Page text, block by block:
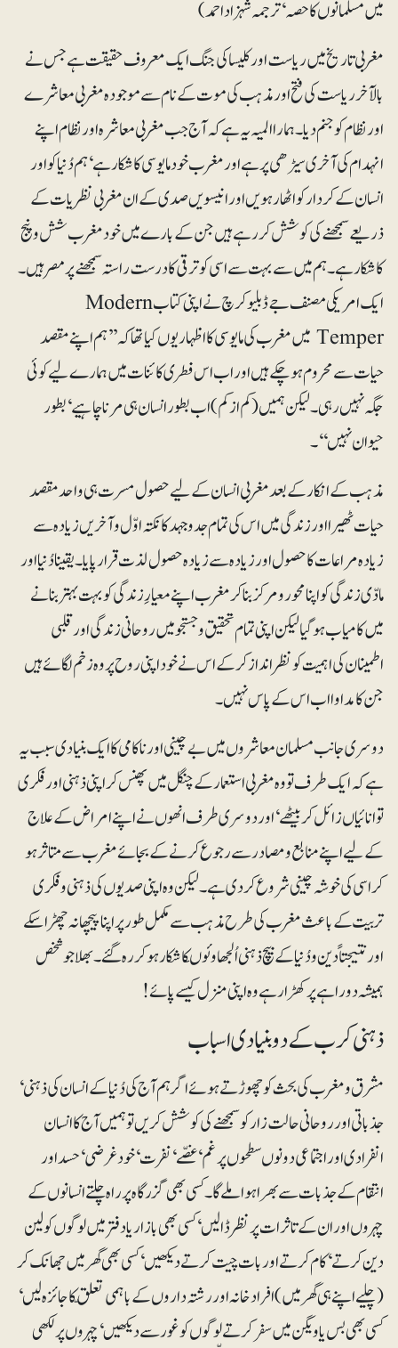
میں مسلمانوں کا حصہ‘ ترجمہ شہزاد احمد)
مغربی تاریخ میں ریاست اور کلیسا کی جنگ ایک معروف حقیقت ہے جس نے
بالآخر ریاست کی فتح اور مذہب کی موت کے نام سے موجودہ مغربی معاشرے
اور نظام کو جنم دیا۔ ہمارا المیہ یہ ہے کہ آج جب مغربی معاشرہ اور نظام اپنے
انہدام کی آخری سیڑھی پر ہے اور مغرب خود مایوسی کا شکار ہے‘ ہم دُنیا کواور
انسان کے کردار کو اٹھارہویں اور انیسویں صدی کے ان مغربی نظریات کے
ذریعے سمجھنے کی کوشش کر رہے ہیں جن کے بارے میں خود مغرب شش وپنج
کا شکار ہے۔ ہم میں سے بہت سے اسی کو ترقی کا درست راستہ سمجھنے پر مصر ہیں۔
ایک امریکی مصنف جے ڈبلیو کرچ نے اپنی کتاب Modern
Temper میں مغرب کی مایوسی کا اظہار یوں کیا تھا کہ ’’ہم اپنے مقصد
حیات سے محروم ہو چکے ہیں اور اب اس فطری کائنات میں ہمارے لیے کوئی
جگہ نہیں رہی۔ لیکن ہمیں (کم از کم) اب بطور انسان ہی مرنا چاہیے‘ بطور
حیوان نہیں‘‘۔
مذہب کے انکار کے بعد مغربی انسان کے لیے حصول مسرت ہی واحد مقصد
حیات ٹھیرا اور زندگی میں اس کی تمام جدوجہدکا نکتہ اوّل و آخریں زیادہ سے
زیادہ مراعات کا حصول اور زیادہ سے زیادہ حصول لذت قرار پایا۔ یقینا دُنیا اور
مادّی زندگی کو اپنا محور و مرکز بنا کر مغرب اپنے معیارِ زندگی کو بہت بہتر بنانے
میں کامیاب ہو گیا لیکن اپنی تمام تحقیق و جستجو میں روحانی زندگی اور قلبی
اطمینان کی اہمیت کو نظرانداز کر کے اس نے خود اپنی روح پر وہ زخم لگائے ہیں
جن کا مداوا اب اس کے پاس نہیں۔
دوسری جانب مسلمان معاشروں میں بے چینی اور ناکامی کا ایک بنیادی سبب یہ
ہے کہ ایک طرف تو وہ مغربی استعمار کے چنگل میں پھنس کر اپنی ذہنی اور فکری
توانائیاں زائل کر بیٹھے‘ اور دوسری طرف انھوں نے اپنے امراض کے علاج
کے لیے اپنے منابع و مصادر سے رجوع کرنے کے بجائے مغرب سے متاثر ہو
کر اسی کی خوشہ چینی شروع کر دی ہے۔ لیکن وہ اپنی صدیوں کی ذہنی و فکری
تربیت کے باعث مغرب کی طرح مذہب سے مکمل طور پر اپنا پیچھا نہ چھڑا سکے
اور نتیجتاً دین و دُنیا کے بیچ ذہنی اُلجھاوئوںکا شکار ہو کر رہ گئے۔ بھلا جو شخص
ہمیشہ دوراہے پر کھڑا رہے وہ اپنی منزل کیسے پائے!
ذہنی کرب کے دو بنیادی اسباب
مشرق و مغرب کی بحث کو چھوڑتے ہوئے اگر ہم آج کی دُنیا کے انسان کی ذہنی‘
جذباتی اور روحانی حالت زار کو سمجھنے کی کوشش کریں تو ہمیں آج کا انسان
انفرادی اور اجتماعی دونوں سطحوں پر غم‘ غصّے‘ نفرت‘ خودغرضی‘ حسد اور
انتقام کے جذبات سے بھرا ہوا ملے گا۔ کسی بھی گزرگاہ پر راہ چلتے انسانوں کے
چہروں اور ان کے تاثرات پر نظر ڈالیں‘ کسی بھی بازار یا دفتر میں لوگوں کو لین
دین کرتے‘ کام کرتے اور بات چیت کرتے دیکھیں‘ کسی بھی گھر میں جھانک کر
(چلیے اپنے ہی گھر میں) افراد خانہ اور رشتہ داروں کے باہمی تعلّق کا جائزہ لیں‘
کسی بھی بس یا ویگن میں سفر کرتے لوگوں کو غور سے دیکھیں‘ چہروں پر لکھی